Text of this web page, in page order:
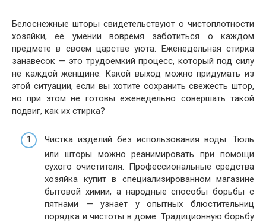
Белоснежные шторы свидетельствуют о чистоплотности
хозяйки, ее умении вовремя заботиться о каждом
предмете в своем царстве уюта. Еженедельная стирка
занавесок — это трудоемкий процесс, который под силу
не каждой женщине. Какой выход можно придумать из
этой ситуации, если вы хотите сохранить свежесть штор,
но при этом не готовы еженедельно совершать такой
подвиг, как их стирка?
Чистка изделий без использования воды. Тюль
или шторы можно реанимировать при помощи
сухого очистителя. Профессиональные средства
хозяйка купит в специализированном магазине
бытовой химии, а народные способы борьбы с
пятнами — узнает у опытных блюстительниц
порядка и чистоты в доме. Традиционную борьбу